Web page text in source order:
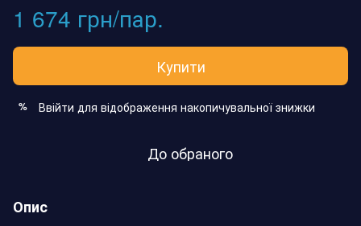
1 674 грн/пар.
Купити
% Ввійти для відображення накопичувальної знижки
До обраного
Опис